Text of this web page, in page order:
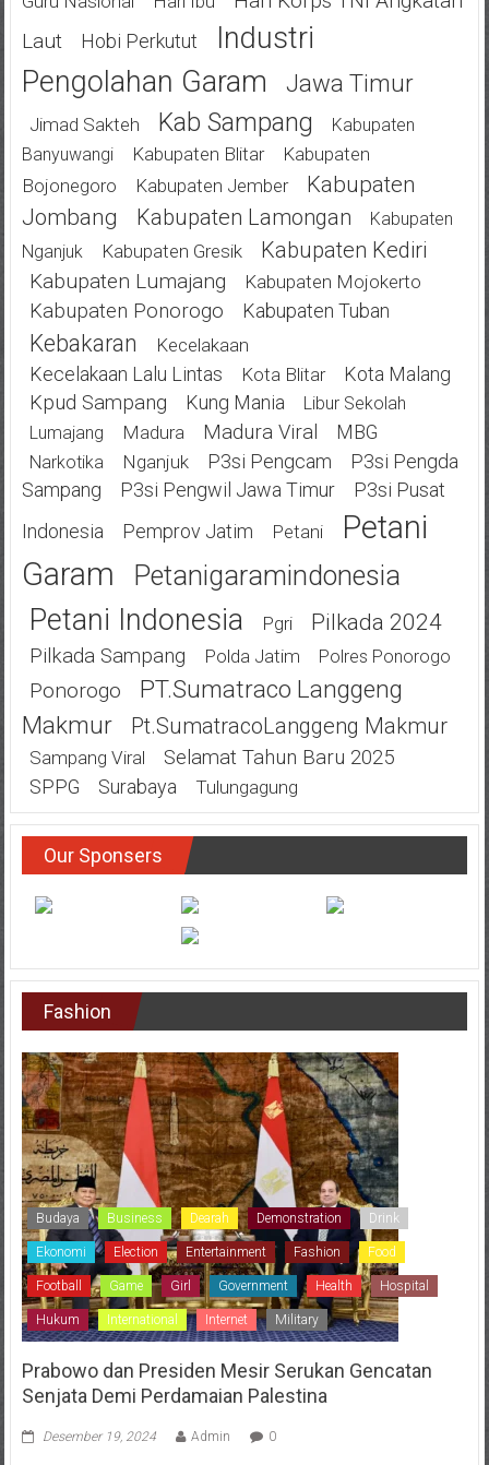
Laut
Hobi Perkutut
Industri
Pengolahan Garam
Jawa Timur
Jimad Sakteh Kab Sampang
Kabupaten
Banyuwangi
Kabupaten Blitar
Kabupaten
Bojonegoro
Kabupaten Jember
Kabupaten
Jombang
Kabupaten Lamongan
Kabupaten
Nganjuk
Kabupaten Gresik Kabupaten Kediri
Kabupaten Lumajang Kabupaten Mojokerto
Kabupaten Ponorogo Kabupaten Tuban
Kebakaran Kecelakaan
Kecelakaan Lalu Lintas Kota Blitar Kota Malang
Kpud Sampang Kung Mania
Libur Sekolah
Lumajang
Madura Madura Viral MBG
Narkotika Nganjuk P3si Pengcam
P3si Pengda
Sampang
P3si Pengwil Jawa Timur
P3si Pusat
Indonesia
Pemprov Jatim Petani
Petani
Garam
Petanigaramindonesia
Petani Indonesia Pgri Pilkada 2024
Pilkada Sampang Polda Jatim Polres Ponorogo
Ponorogo
PT.Sumatraco Langgeng
Makmur
Pt.SumatracoLanggeng Makmur
Sampang Viral Selamat Tahun Baru 2025
SPPG Surabaya Tulungagung
Our Sponsers
Fashion
Budaya Business Dearah Demonstration Drink
Ekonomi Election Entertainment Fashion Food
Football Game Girl Government Health Hospital
Hukum International Internet Military
Prabowo dan Presiden Mesir Serukan Gencatan
Senjata Demi Perdamaian Palestina
Desember 19, 2024 Admin 0